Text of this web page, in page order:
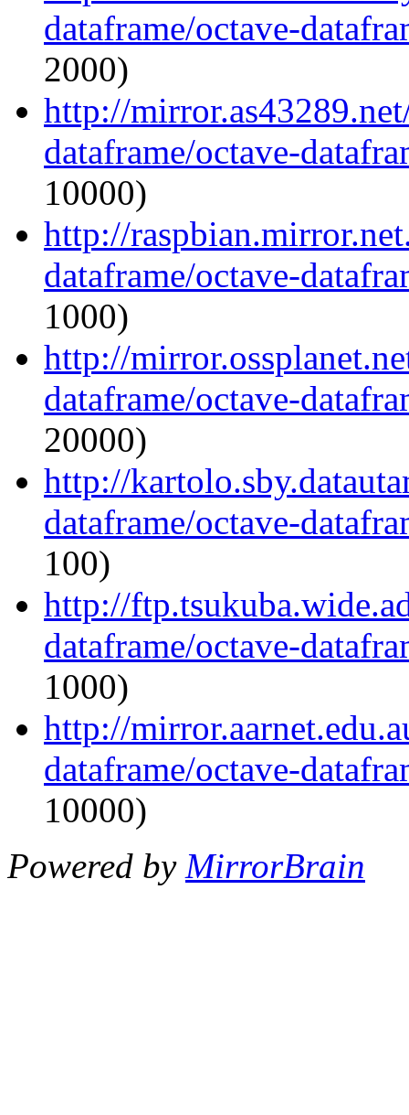
dataframe/octave-
2000)
http://
dataframe/octave-
10000)
http://
dataframe/octave-
1000)
http://
dataframe/octave-
20000)
http://
dataframe/octave-
100)
http://
dataframe/octave-
1000)
http://
dataframe/octave-
10000)
Powered by MirrorBrain